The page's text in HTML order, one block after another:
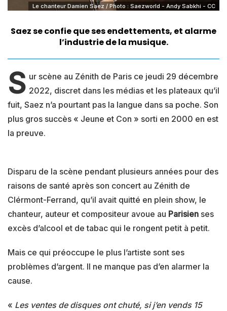
Le chanteur Damien Saez / Photo : Saezworld - Andy Sabkhi - CC
Saez se confie que ses endettements, et alarme
l’industrie de la musique.
S ur scène au Zénith de Paris ce jeudi 29 décembre
2022, discret dans les médias et les plateaux qu’il
fuit, Saez n’a pourtant pas la langue dans sa poche. Son
plus gros succès « Jeune et Con » sorti en 2000 en est
la preuve.
Disparu de la scène pendant plusieurs années pour des
raisons de santé après son concert au Zénith de
Clérmont-Ferrand, qu’il avait quitté en plein show, le
chanteur, auteur et compositeur avoue au Parisien ses
excès d’alcool et de tabac qui le rongent petit à petit.
Mais ce qui préoccupe le plus l’artiste sont ses
problèmes d’argent. Il ne manque pas d’en alarmer la
cause.
« Les ventes de disques ont chuté, si j’en vends 15